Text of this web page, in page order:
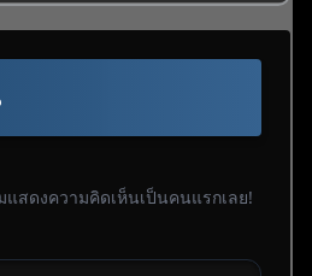
แสดงความคิดเห็นเป็นคนแรกเลย!